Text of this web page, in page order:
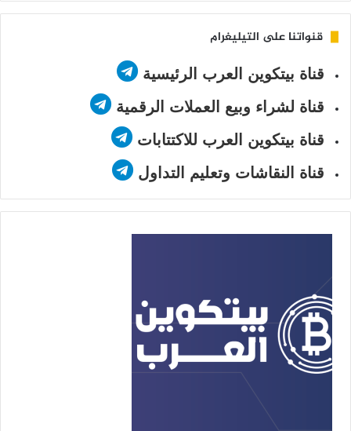
قنواتنا على التيليغرام
قناة بيتكوين العرب الرئيسية
قناة لشراء وبيع العملات الرقمية
قناة بيتكوين العرب للاكتتابات
قناة النقاشات وتعليم التداول